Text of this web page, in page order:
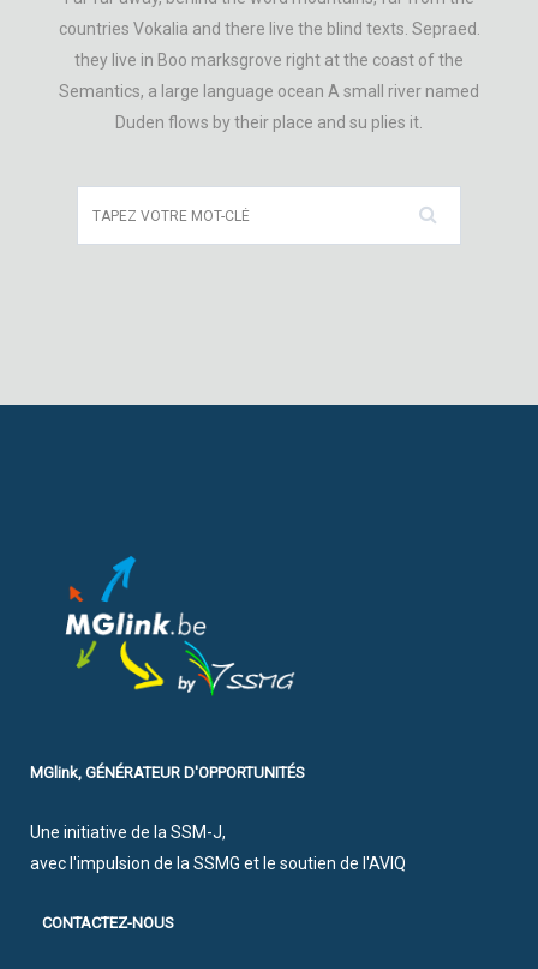
countries Vokalia and there live the blind texts. Sepraed.
they live in Boo marksgrove right at the coast of the
Semantics, a large language ocean A small river named
Duden flows by their place and su plies it.
MGlink, GÉNÉRATEUR D'OPPORTUNITÉS
Une initiative de la SSM-J,
avec l'impulsion de la SSMG et le soutien de l'AVIQ
CONTACTEZ-NOUS